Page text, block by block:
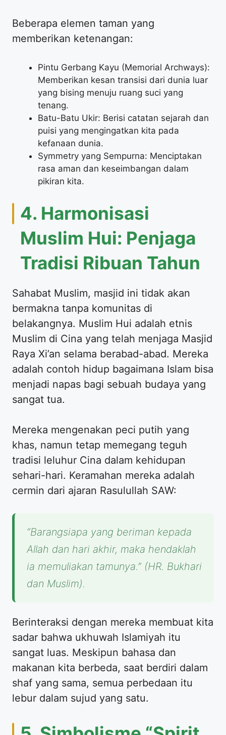
Beberapa elemen taman yang
memberikan ketenangan:
Pintu Gerbang Kayu (Memorial Archways):
Memberikan kesan transisi dari dunia luar
yang bising menuju ruang suci yang
tenang.
Batu-Batu Ukir: Berisi catatan sejarah dan
puisi yang mengingatkan kita pada
kefanaan dunia.
Symmetry yang Sempurna: Menciptakan
rasa aman dan keseimbangan dalam
pikiran kita.
4. Harmonisasi
Muslim Hui: Penjaga
Tradisi Ribuan Tahun
Sahabat Muslim, masjid ini tidak akan
bermakna tanpa komunitas di
belakangnya. Muslim Hui adalah etnis
Muslim di Cina yang telah menjaga Masjid
Raya Xi’an selama berabad-abad. Mereka
adalah contoh hidup bagaimana Islam bisa
menjadi napas bagi sebuah budaya yang
sangat tua.
Mereka mengenakan peci putih yang
khas, namun tetap memegang teguh
tradisi leluhur Cina dalam kehidupan
sehari-hari. Keramahan mereka adalah
cermin dari ajaran Rasulullah SAW:
“Barangsiapa yang beriman kepada
Allah dan hari akhir, maka hendaklah
ia memuliakan tamunya.” (HR. Bukhari
dan Muslim).
Berinteraksi dengan mereka membuat kita
sadar bahwa ukhuwah Islamiyah itu
sangat luas. Meskipun bahasa dan
makanan kita berbeda, saat berdiri dalam
shaf yang sama, semua perbedaan itu
lebur dalam sujud yang satu.